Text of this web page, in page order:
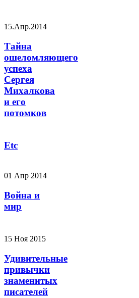
15.Апр.2014
Тайна
ошеломляющего
успеха
Сергея
Михалкова
и его
потомков
Etc
01 Апр 2014
Война и
мир
15 Ноя 2015
Удивительные
привычки
знаменитых
писателей